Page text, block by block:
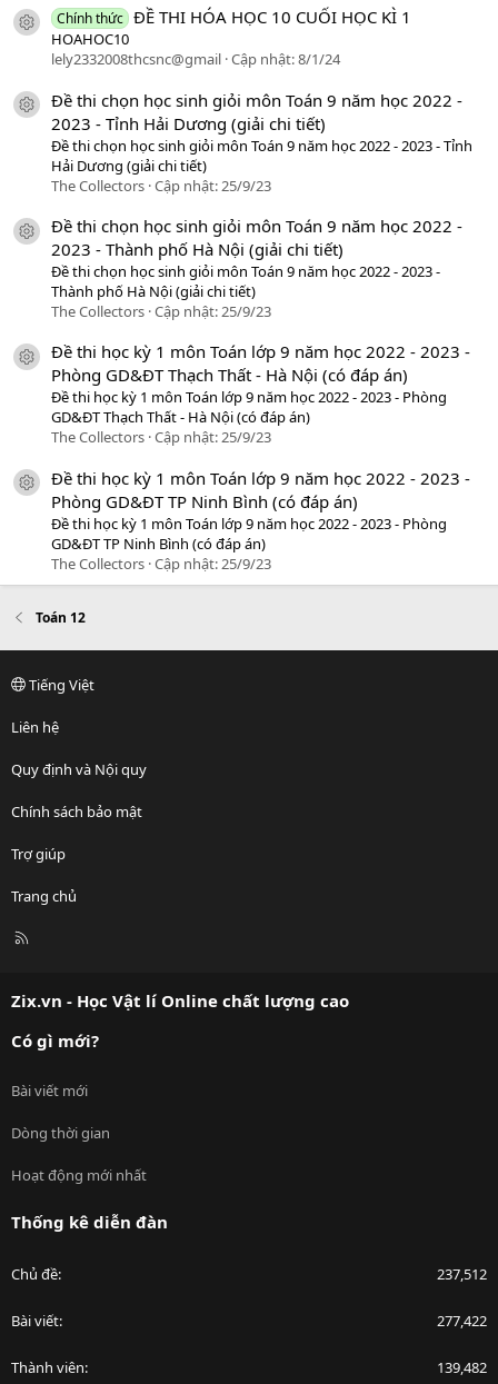
icon tài liệu
Chính thức ĐỀ THI HÓA HỌC 10 CUỐI HỌC KÌ 1
HOAHOC10
lely2332008thcsnc@gmail Cập nhật:8/1/24
icon tài liệu
Đề thi chọn học sinh giỏi môn Toán 9 năm học 2022 -
2023 - Tỉnh Hải Dương (giải chi tiết)
Đề thi chọn học sinh giỏi môn Toán 9 năm học 2022 - 2023 - Tỉnh
Hải Dương (giải chi tiết)
The Collectors Cập nhật:25/9/23
icon tài liệu
Đề thi chọn học sinh giỏi môn Toán 9 năm học 2022 -
2023 - Thành phố Hà Nội (giải chi tiết)
Đề thi chọn học sinh giỏi môn Toán 9 năm học 2022 - 2023 -
Thành phố Hà Nội (giải chi tiết)
The Collectors Cập nhật:25/9/23
icon tài liệu
Đề thi học kỳ 1 môn Toán lớp 9 năm học 2022 - 2023 -
Phòng GD&ĐT Thạch Thất - Hà Nội (có đáp án)
Đề thi học kỳ 1 môn Toán lớp 9 năm học 2022 - 2023 - Phòng
GD&ĐT Thạch Thất - Hà Nội (có đáp án)
The Collectors Cập nhật:25/9/23
icon tài liệu
Đề thi học kỳ 1 môn Toán lớp 9 năm học 2022 - 2023 -
Phòng GD&ĐT TP Ninh Bình (có đáp án)
Đề thi học kỳ 1 môn Toán lớp 9 năm học 2022 - 2023 - Phòng
GD&ĐT TP Ninh Bình (có đáp án)
The Collectors Cập nhật: 25/9/23
Toán 12
Tiếng Việt
Liên hệ
Quy định và Nội quy
Chính sách bảo mật
Trợ giúp
Trang chủ
R
Zix.vn - Học Vật lí Online chất lượng cao
Có gì mới?
Bài viết mới
Dòng thời gian
Hoạt động mới nhất
Thống kê diễn đàn
Chủ đề 237,512
Bài viết 277,422
Thành viên 139,482